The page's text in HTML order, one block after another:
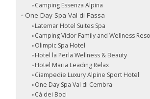
Camping Essenza Alpina
One Day Spa Val di Fassa
Latemar Hotel Suites Spa
Camping Vidor Family and Wellness
Olimpic Spa Hotel
Hotel la Perla Wellness & Beauty
Hotel Maria Leading Relax
Ciampedie Luxury Alpine Sport Hotel
One Day Spa Val di Cembra
Cà dei Boci